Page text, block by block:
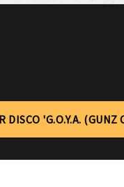
DISCO 'G.O.Y.A. (GUNZ